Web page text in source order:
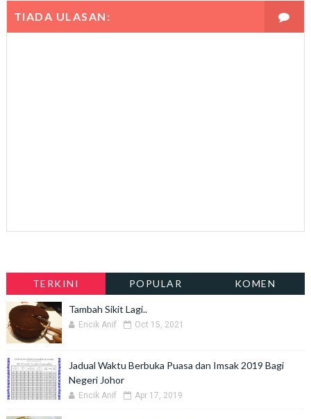
TIADA ULASAN:
TERKINI POPULAR KOMEN
Tambah Sikit Lagi..
Encik Anif Oct 15, 2021
Jadual Waktu Berbuka Puasa dan Imsak 2019 Bagi
Negeri Johor
Encik Anif Apr 17, 2019